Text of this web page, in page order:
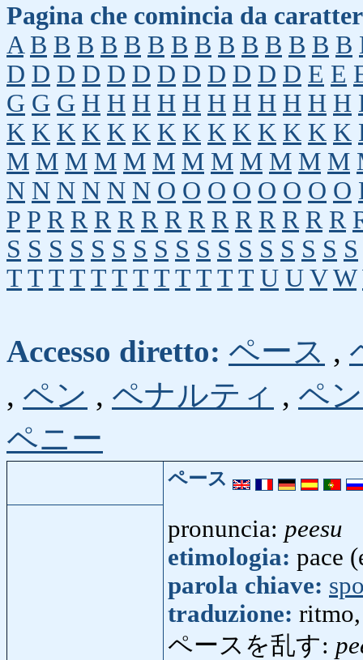
Pagina che comincia da
A B B B B B B B B B B B B B B
D D D D D D D D D D D D E E
G G G H H H H H H H H H H H
K K K K K K K K K K K K K K
M M M M M M M M M M M M
N N N N N N O O O O O O O O
P P R R R R R R R R R R R R R
S S S S S S S S S S S S S S S S S
T T T T T T T T T T T T U U V W
Accesso diretto: ペース ,
, ペン , ペナルティ , ペ
ペニー
ペース
pronuncia: peesu
etimologia: pace
parola chiave:
traduzione:
ペースを乱す: